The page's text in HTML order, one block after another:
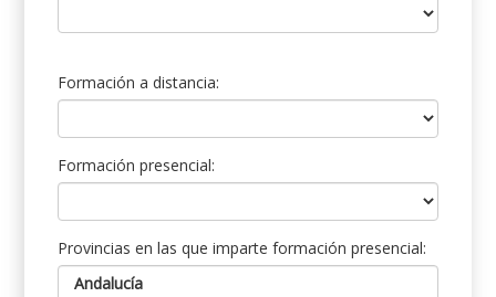
Formación a distancia:
Formación presencial:
Provincias en las que imparte formación presencial: